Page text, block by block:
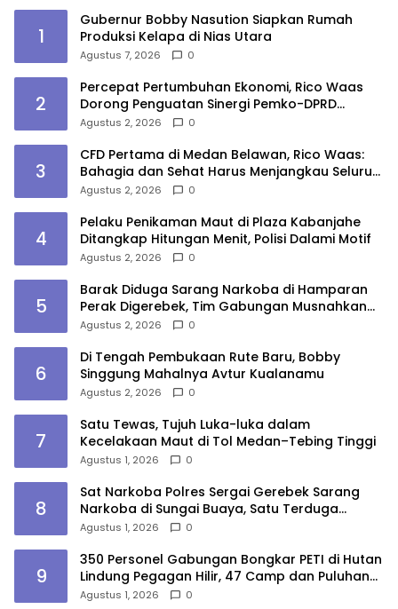
1
Gubernur Bobby Nasution Siapkan Rumah
Produksi Kelapa di Nias Utara
Agustus 7, 2026 0
2
Percepat Pertumbuhan Ekonomi, Rico Waas
Dorong Penguatan Sinergi Pemko-DPRD
Medan
Agustus 2, 2026 0
3
CFD Pertama di Medan Belawan, Rico Waas:
Bahagia dan Sehat Harus Menjangkau Seluruh
Sudut Kota Medan
Agustus 2, 2026 0
4
Pelaku Penikaman Maut di Plaza Kabanjahe
Ditangkap Hitungan Menit, Polisi Dalami Motif
Agustus 2, 2026 0
5
Barak Diduga Sarang Narkoba di Hamparan
Perak Digerebek, Tim Gabungan Musnahkan
Lokasi
Agustus 2, 2026 0
6
Di Tengah Pembukaan Rute Baru, Bobby
Singgung Mahalnya Avtur Kualanamu
Agustus 2, 2026 0
7
Satu Tewas, Tujuh Luka-luka dalam
Kecelakaan Maut di Tol Medan–Tebing Tinggi
Agustus 1, 2026 0
8
Sat Narkoba Polres Sergai Gerebek Sarang
Narkoba di Sungai Buaya, Satu Terduga
Pelaku Diamankan
Agustus 1, 2026 0
9
350 Personel Gabungan Bongkar PETI di Hutan
Lindung Pegagan Hilir, 47 Camp dan Puluhan
Peralatan Dimusnahkan
Agustus 1, 2026 0